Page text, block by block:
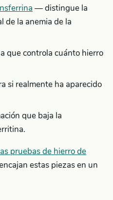
— distingue la
de la anemia de la
que controla cuánto hierro
si realmente ha aparecido
que baja la
pruebas de hierro de
estas piezas en un